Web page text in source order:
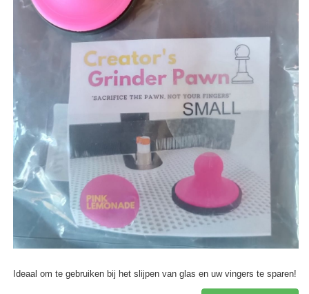
Ideaal om te gebruiken bij het slijpen van glas en uw vingers te sparen!